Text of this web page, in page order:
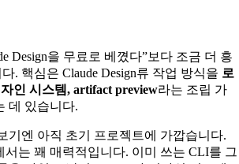
Design을 무료로 베꼈다”보다 조금 더 흥
. 핵심은 Claude Design류 작업 방식을 로
인 시스템, artifact preview라는 조립 가
데 있습니다.
기엔 아직 초기 프로젝트에 가깝습니다.
서는 꽤 매력적입니다. 이미 쓰는 CLI를 그